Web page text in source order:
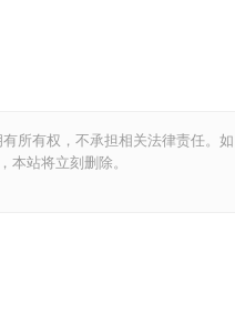
所有权，不承担相关法律责任。如
站将立刻删除。